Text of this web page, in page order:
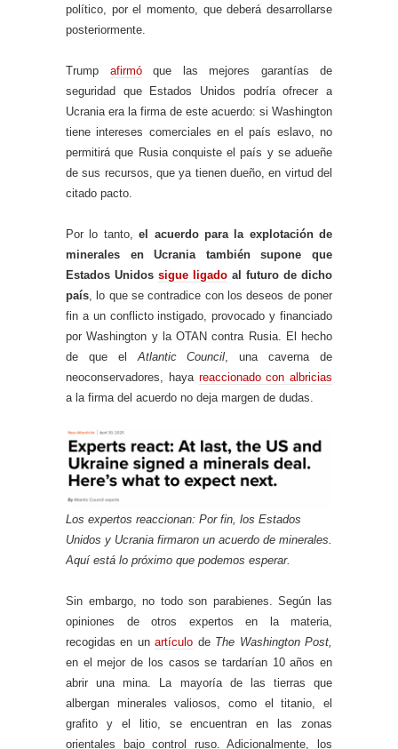
político, por el momento, que deberá desarrollarse
posteriormente.
Trump afirmóque las mejores garantías de
seguridad que Estados Unidos podría ofrecer a
Ucrania era la firma de este acuerdo: si Washington
tiene intereses comerciales en el país eslavo, no
permitirá que Rusia conquiste el país y se adueñe
de sus recursos, que ya tienen dueño, en virtud del
citado pacto.
Por lo tanto,el acuerdo para la explotación de
minerales en Ucrania también supone que
Estados Unidos sigue ligado al futuro de dicho
país, lo que se contradice con los deseos de poner
fin a un conflicto instigado, provocado y financiado
por Washington y la OTAN contra Rusia. El hecho
de que elAtlantic Council, una caverna de
neoconservadores, haya reaccionado con albricias
a la firma del acuerdo no deja margen de dudas.
Los expertos reaccionan: Por fin, los Estados
Unidos y Ucrania firmaron un acuerdo de minerales.
Aquí está lo próximo que podemos esperar.
Sin embargo, no todo son parabienes. Según las
opiniones de otros expertos en la materia,
recogidas en unartículo de The Washington Post,
en el mejor de los casos se tardarían 10 años en
abrir una mina. La mayoría de las tierras que
albergan minerales valiosos, como el titanio, el
grafito y el litio, se encuentran en las zonas
orientales bajo control ruso. Adicionalmente, los